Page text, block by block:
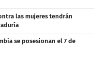
las mujeres tendrán
se posesionan el 7 de